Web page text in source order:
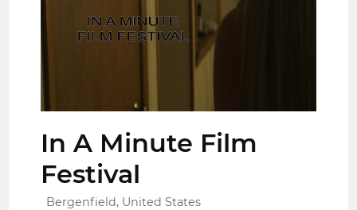
In A Minute Film
Festival
Bergenfield, United States